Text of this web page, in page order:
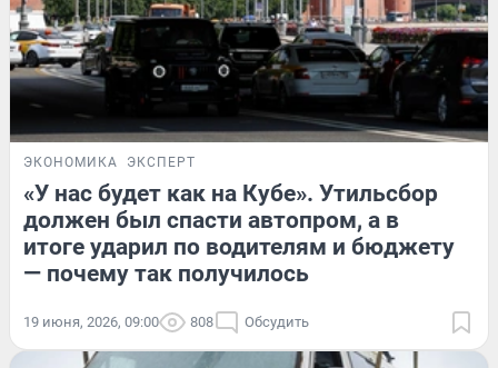
ЭКОНОМИКА ЭКСПЕРТ
«У нас будет как на Кубе». Утильсбор
должен был спасти автопром, а в
итоге ударил по водителям и бюджету
— почему так получилось
19 июня, 2026, 09:00 808 Обсудить